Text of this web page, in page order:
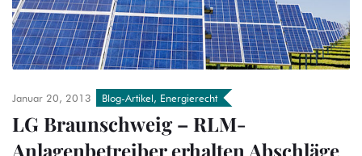
Januar 20, 2013 Blog-Artikel, Energierecht
LG Braunschweig – RLM-
Anlagenbetreiber erhalten Abschläge